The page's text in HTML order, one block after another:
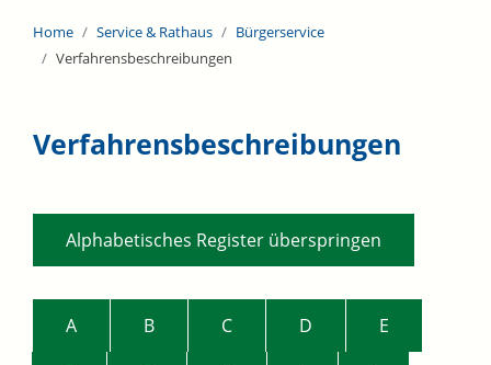
Home Service & Rathaus
Bürgerservice
Verfahrensbeschreibungen
Verfahrensbeschreibungen
Alphabetisches Register überspringen
A B C D E